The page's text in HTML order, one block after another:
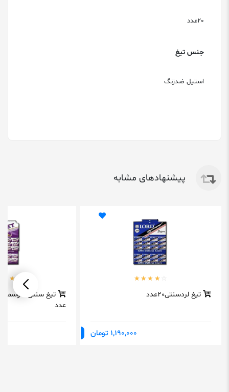
20عدد
جنس تیغ
استیل ضدزنگ
پیشنهادهای مشابه
تیغ لردسنتی20عدد
1,190,000 تومان
عدد